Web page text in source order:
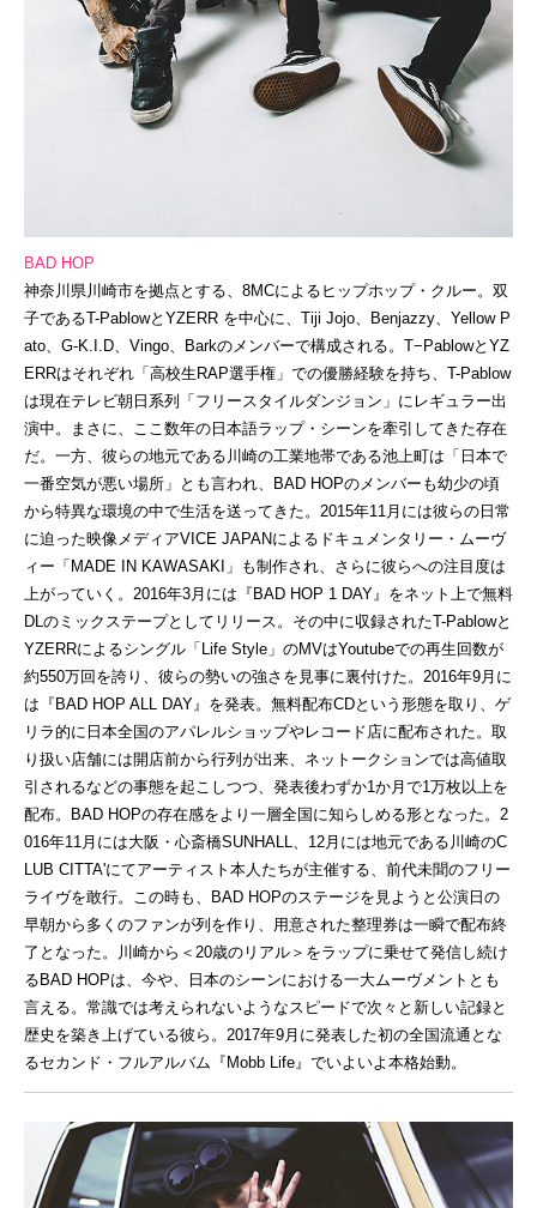
BAD HOP
神奈川県川崎市を拠点とする、8MCによるヒップホップ・クルー。双
子であるT-PablowとYZERR を中心に、Tiji Jojo、Benjazzy、Yellow P
ato、G-K.I.D、Vingo、Barkのメンバーで構成される。T−PablowとYZ
ERRはそれぞれ「高校生RAP選手権」での優勝経験を持ち、T-Pablow
は現在テレビ朝日系列「フリースタイルダンジョン」にレギュラー出
演中。まさに、ここ数年の日本語ラップ・シーンを牽引してきた存在
だ。一方、彼らの地元である川崎の工業地帯である池上町は「日本で
一番空気が悪い場所」とも言われ、BAD HOPのメンバーも幼少の頃
から特異な環境の中で生活を送ってきた。2015年11月には彼らの日常
に迫った映像メディアVICE JAPANによるドキュメンタリー・ムーヴ
ィー「MADE IN KAWASAKI」も制作され、さらに彼らへの注目度は
上がっていく。2016年3月には『BAD HOP 1 DAY』をネット上で無料
DLのミックステープとしてリリース。その中に収録されたT-Pablowと
YZERRによるシングル「Life Style」のMVはYoutubeでの再生回数が
約550万回を誇り、彼らの勢いの強さを見事に裏付けた。2016年9月に
は『BAD HOP ALL DAY』を発表。無料配布CDという形態を取り、ゲ
リラ的に日本全国のアパレルショップやレコード店に配布された。取
り扱い店舗には開店前から行列が出来、ネットークションでは高値取
引されるなどの事態を起こしつつ、発表後わずか1か月で1万枚以上を
配布。BAD HOPの存在感をより一層全国に知らしめる形となった。2
016年11月には大阪・心斎橋SUNHALL、12月には地元である川崎のC
LUB CITTA'にてアーティスト本人たちが主催する、前代未聞のフリー
ライヴを敢行。この時も、BAD HOPのステージを見ようと公演日の
早朝から多くのファンが列を作り、用意された整理券は一瞬で配布終
了となった。川崎から＜20歳のリアル＞をラップに乗せて発信し続け
るBAD HOPは、今や、日本のシーンにおける一大ムーヴメントとも
言える。常識では考えられないようなスピードで次々と新しい記録と
歴史を築き上げている彼ら。2017年9月に発表した初の全国流通とな
るセカンド・フルアルバム『Mobb Life』でいよいよ本格始動。